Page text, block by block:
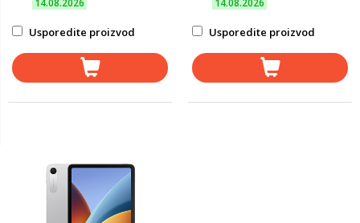
14.08.2026
Usporedite proizvod
14.08.2026
Usporedite proizvod